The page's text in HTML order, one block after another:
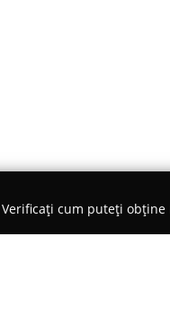
Verificați cum puteți